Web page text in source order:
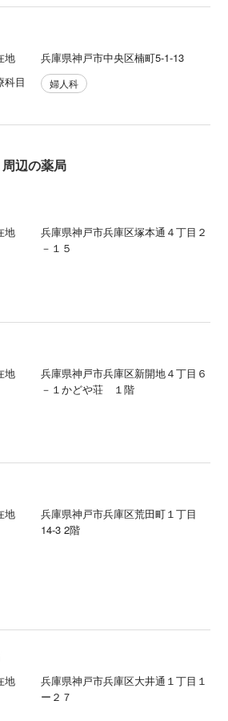
地
兵庫県神戸市中央区楠町5-1-13
科目
婦人科
周辺の薬局
地
兵庫県神戸市兵庫区塚本通４丁目２
－１５
地
兵庫県神戸市兵庫区新開地４丁目６
－１かどや荘 １階
地
兵庫県神戸市兵庫区荒田町１丁目
14-3 2階
地
兵庫県神戸市兵庫区大井通１丁目１
ー２７